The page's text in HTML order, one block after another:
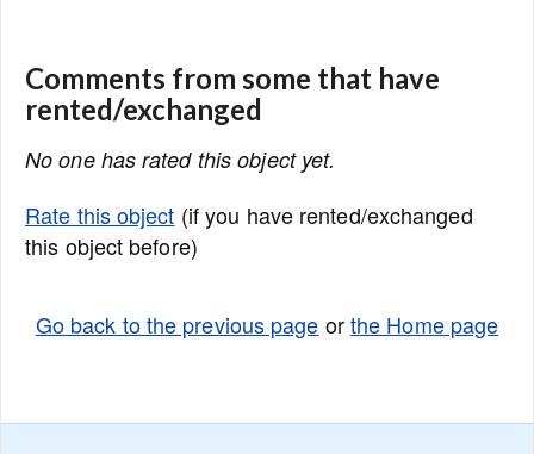
Comments from some that have
rented/exchanged
No one has rated this object yet.
Rate this object (if you have rented/exchanged
this object before)
Go back to the previous page orthe Home page